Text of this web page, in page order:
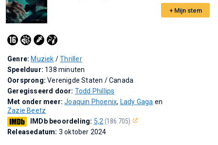
+ Mijn stem
Genre: Muziek /Thriller
Speelduur: 138 minuten
Oorsprong:Verenigde Staten / Canada
Geregisseerd door: Todd Phillips
Met onder meer:Joaquin Phoenix, Lady Gaga en
Zazie Beetz
IMDb beoordeling: 5,2 (186.705)
Releasedatum: 3 oktober 2024